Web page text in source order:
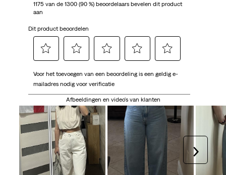
1175 van de 1300 (90 %) beoordelaars bevelen dit product
aan
Dit product beoordelen
om
het
te
beoordelen
met
1
ster.
Hiermee
om
het
artikel
te
beoordelen
met
2
sterren.
Hiermee
om
het
artikel
te
beoordelen
sterren.
Hiermee
om
artikel
te
beoordelen
met
4
sterren.
Hiermee
om
artikel
te
beoordelen
sterren.
Hiermee
Voor het toevoegen van een beoordeling is een geldig e-
mailadres nodig voor verificatie
Afbeeldingen en video's van klanten